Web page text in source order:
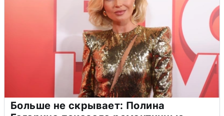
Больше не скрывает: Полина